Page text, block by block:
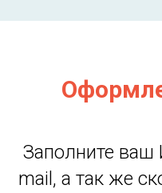
Заполните ваш
mail, а так же